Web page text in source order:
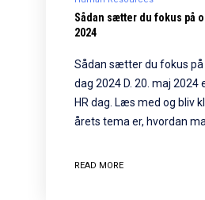
Sådan sætter du fokus på
2024
Sådan sætter du fokus på
dag 2024 D. 20. maj 2024
HR dag. Læs med og bliv
årets tema er, hvordan
READ MORE